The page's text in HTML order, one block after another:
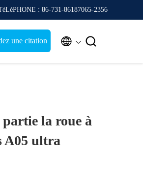
: 86-731-86187065-2356
une citation  
la roue à
A05 ultra